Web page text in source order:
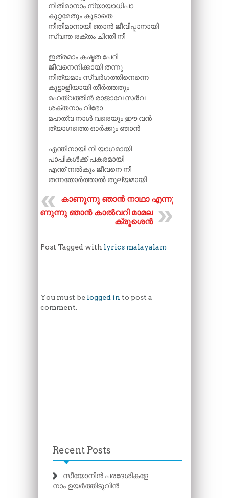
നീതിമാനാം ന്യായാധിപാ
കുറ്റമേതും കൂടാതെ
നീതിമാനായി ഞാൻ ജീവിപ്പാനായി
സ്വന്ത രക്തം ചിന്തി നീ
ഇത്രമാം കഷ്ടത പേറി
ജീവനെനിക്കായി തന്നു
നിത്യമാം സ്വർഗത്തിനെന്നെ
കൂട്ടാളിയായി തീർത്തതും
മഹത്വത്തിൻ രാജാവേ സർവ
ശക്തനാം വിഭോ
മഹത്വ നാൾ വരെയും ഈ വൻ
ത്യാഗത്തെ ഓർക്കും ഞാൻ
എന്തിനായി നീ യാഗമായി
പാപികൾക്ക് പകരമായി
എന്ത് നൽകും ജീവനെ നീ
തന്നതോർത്താൽ തുല്യമായി
കാണുന്നു ഞാൻ നാഥാ എന്നും
കാണുന്നു ഞാൻ കാൽവറി മാമല
ക്രൂശെൻ
Post Tagged with lyrics malayalam
You must be logged in to post a
comment.
Recent Posts
സീയോനിൻ പരദേശികളേ
നാം ഉയർത്തിടുവിൻ